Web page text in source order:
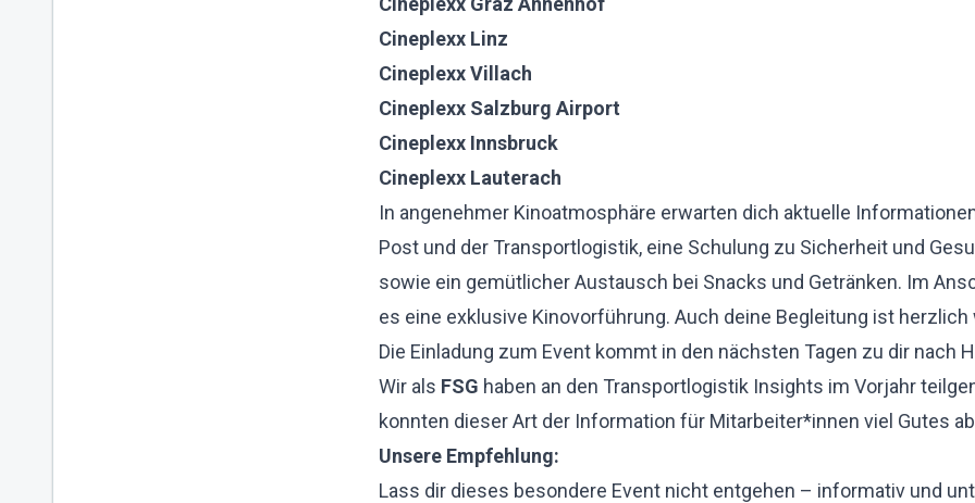
Cineplexx Linz
Cineplexx Villach
Cineplexx Salzburg Airport
Cineplexx Innsbruck
Cineplexx Lauterach
In angenehmer Kinoatmosphäre erwarten dich aktuelle
Post und der Transportlogistik, eine Schulung zu Sicherheit und
sowie ein gemütlicher Austausch bei Snacks und Getränken. Im
es eine exklusive Kinovorführung. Auch deine Begleitung ist
Die Einladung zum Event kommt in den nächsten Tagen zu dir nach
Wir als FSG haben an den Transportlogistik Insights im Vorjahr
konnten dieser Art der Information für Mitarbeiter*innen viel Gutes
Unsere Empfehlung:
Lass dir dieses besondere Event nicht entgehen – informativ und